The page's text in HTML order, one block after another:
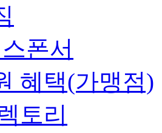
폰서
혜택(가맹점)
토리